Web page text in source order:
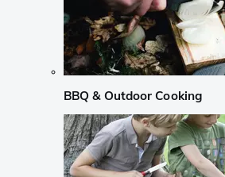
BBQ & Outdoor Cooking